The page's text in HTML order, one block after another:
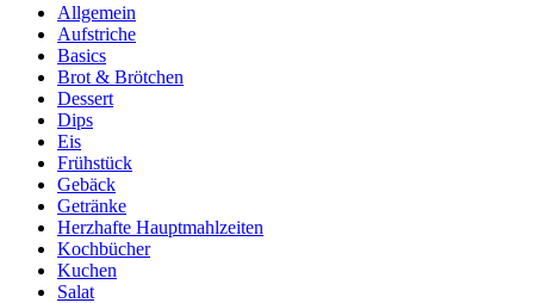
Allgemein
Aufstriche
Basics
Brot & Brötchen
Dessert
Dips
Eis
Frühstück
Gebäck
Getränke
Herzhafte Hauptmahlzeiten
Kochbücher
Kuchen
Salat